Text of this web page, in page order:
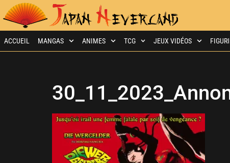
ACCUEIL MANGAS ANIMES TCG JEUX VIDÉOS